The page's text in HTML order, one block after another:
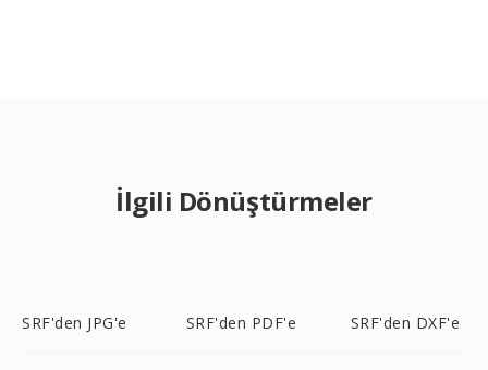
İlgili Dönüştürmeler
SRF'den JPG'e SRF'den PDF'e SRF'den DXF'e